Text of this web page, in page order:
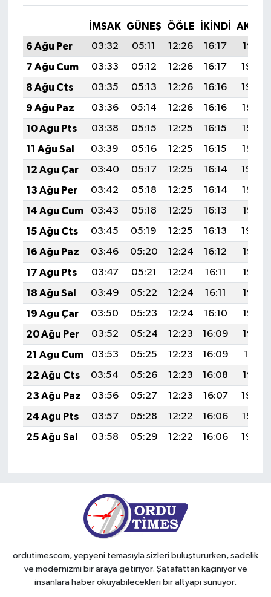
İMSAK GÜNEŞ ÖĞLE İKINDI
6 Ağu Per
03:32 05:11 12:26 16:17
19:31
7 Ağu Cum
03:33 05:12 12:26 16:17
19:30
8 Ağu Cts
03:35 05:13 12:26 16:16
19:29
9 Ağu Paz
03:36 05:14 12:26 16:16
19:27
10 Ağu Pts
03:38 05:15 12:25 16:15
19:26
11 Ağu Sal
03:39 05:16 12:25 16:15
19:25
12 Ağu Çar
03:40 05:17 12:25 16:14
19:24
13 Ağu Per
03:42 05:18 12:25 16:14
19:22
14 Ağu Cum
03:43 05:18 12:25 16:13
19:21
15 Ağu Cts
03:45 05:19 12:25 16:13
19:20
16 Ağu Paz
03:46 05:20 12:24 16:12
19:18
17 Ağu Pts
03:47 05:21 12:24 16:11
19:17
18 Ağu Sal
03:49 05:22 12:24 16:11
19:16
19 Ağu Çar
03:50 05:23 12:24 16:10
19:14
20 Ağu Per
03:52 05:24 12:23 16:09
19:13
21 Ağu Cum
03:53 05:25 12:23 16:09
19:11
22 Ağu Cts
03:54 05:26 12:23 16:08
19:10
23 Ağu Paz
03:56 05:27 12:23 16:07
19:08
24 Ağu Pts
03:57 05:28 12:22 16:06
19:07
25 Ağu Sal
03:58 05:29 12:22 16:06 19:05
ordutimescom, yepyeni temasıyla sizleri buluştururken, sadelik
ve modernizmi bir araya getiriyor. Şatafattan kaçınıyor ve
insanlara haber okuyabilecekleri bir altyapı sunuyor.